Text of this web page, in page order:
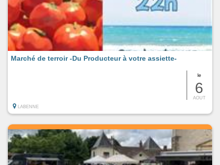
le
6
AOUT
Marché de terroir -Du Producteur à votre assiette-
LABENNE